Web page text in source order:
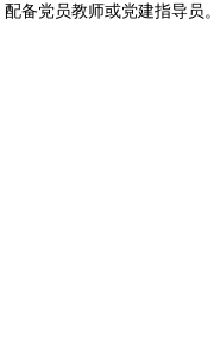
配备党员教师或党建指导员。